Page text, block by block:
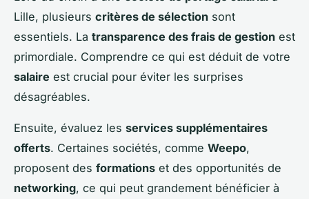
Lille, plusieurs critères de sélection sont
essentiels. La transparence des frais de gestion est
primordiale. Comprendre ce qui est déduit de votre
salaire est crucial pour éviter les surprises
désagréables.
Ensuite, évaluez les services supplémentaires
offerts. Certaines sociétés, comme Weepo,
proposent des formations et des opportunités de
networking, ce qui peut grandement bénéficier à